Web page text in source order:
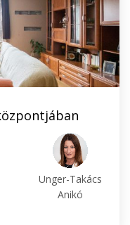
Unger-Takács
Anikó